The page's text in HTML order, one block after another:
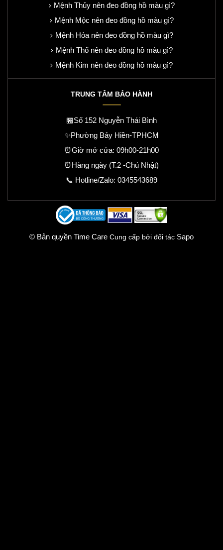
Mệnh Thủy nên đeo đồng hồ màu gì?
Mệnh Mộc nên đeo đồng hồ màu gì?
Mệnh Hỏa nên đeo đồng hồ màu gì?
Mệnh Thổ nên đeo đồng hồ màu gì?
Mệnh Kim nên đeo đồng hồ màu gì?
TRUNG TÂM BẢO HÀNH
🏪Số 152 Nguyễn Thái Bình
✨Phường Bảy Hiền-TPHCM
⏰Giờ mở cửa: 09h00-21h00
⏰Hàng ngày (T.2 -Chủ Nhật)
📞 Hotline/Zalo: 0345543689
© Bản quyền Time Care Cung cấp bởi đối tác Sapo